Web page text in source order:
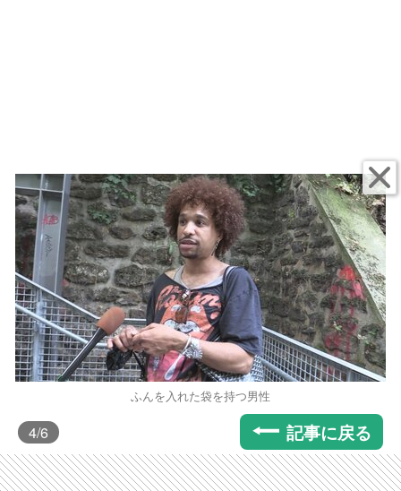
ふんを入れた袋を持つ男性
4/6 記事に戻る